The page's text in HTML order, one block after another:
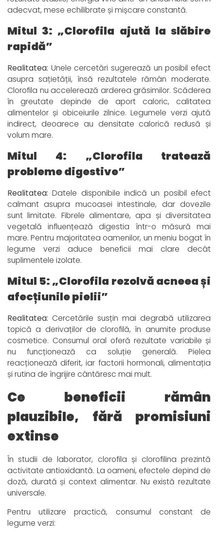
adecvat, mese echilibrate și mișcare constantă.
Mitul 3: „Clorofila ajută la slăbire
rapidă”
Realitatea: Unele cercetări sugerează un posibil efect
asupra sațietății, însă rezultatele rămân moderate.
Clorofila nu accelerează arderea grăsimilor. Scăderea
în greutate depinde de aport caloric, calitatea
alimentelor și obiceiurile zilnice. Legumele verzi ajută
indirect, deoarece au densitate calorică redusă și
volum mare.
Mitul 4: „Clorofila tratează
probleme digestive”
Realitatea: Datele disponibile indică un posibil efect
calmant asupra mucoasei intestinale, dar dovezile
sunt limitate. Fibrele alimentare, apa și diversitatea
vegetală influențează digestia într-o măsură mai
mare. Pentru majoritatea oamenilor, un meniu bogat în
legume verzi aduce beneficii mai clare decât
suplimentele izolate.
Mitul 5: „Clorofila rezolvă acneea și
afecțiunile pielii”
Realitatea: Cercetările susțin mai degrabă utilizarea
topică a derivaților de clorofilă, în anumite produse
cosmetice. Consumul oral oferă rezultate variabile și
nu funcționează ca soluție generală. Pielea
reacționează diferit, iar factorii hormonali, alimentația
și rutina de îngrijire cântăresc mai mult.
Ce beneficii rămân
plauzibile, fără promisiuni
extinse
În studii de laborator, clorofila și clorofilina prezintă
activitate antioxidantă. La oameni, efectele depind de
doză, durată și context alimentar. Nu există rezultate
universale.
Pentru utilizare practică, consumul constant de
legume verzi: